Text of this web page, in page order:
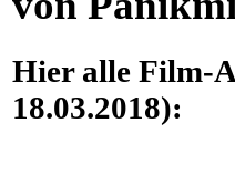
Hier alle Film-
18.03.2018):